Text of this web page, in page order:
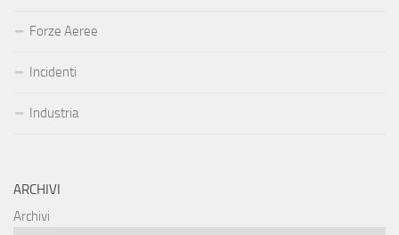
Forze Aeree
Incidenti
Industria
ARCHIVI
Archivi